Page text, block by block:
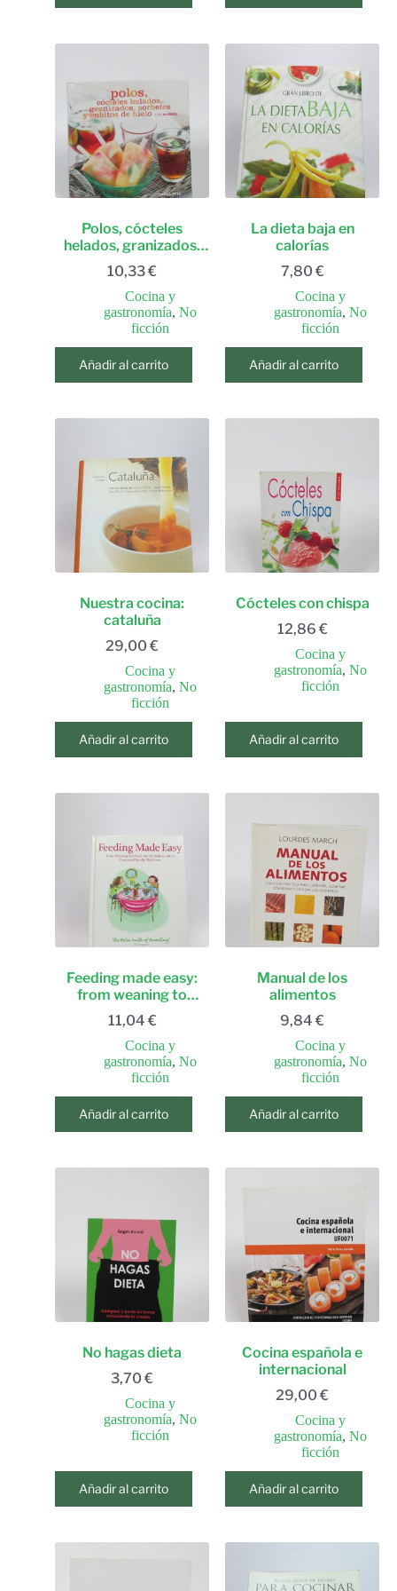
Polos, cócteles
helados, granizados,
sorbetes y cubitos de
hielo con alcohol.
10,33€
Cocina y
gastronomía, No
ficción
Añadir al carrito
La dieta baja en
calorías
7,80 €
Cocina y
gastronomía, No
ficción
Añadir al carrito
Nuestra cocina:
cataluña
29,00 €
Cocina y
gastronomía, No
ficción
Añadir al carrito
Cócteles con chispa
12,86 €
Cocina y
gastronomía, No
ficción
Añadir al carrito
Feeding made easy:
from weaning to
school: the ultimate
guide to contented
family mealtimes
11,04 €
Cocina y
gastronomía, No
ficción
Añadir al carrito
Manual de los
alimentos
9,84 €
Cocina y
gastronomía, No
ficción
Añadir al carrito
No hagas dieta
3,70 €
Cocina y
gastronomía, No
ficción
Añadir al carrito
Cocina española e
internacional
29,00 €
Cocina y
gastronomía, No
ficción
Añadir al carrito